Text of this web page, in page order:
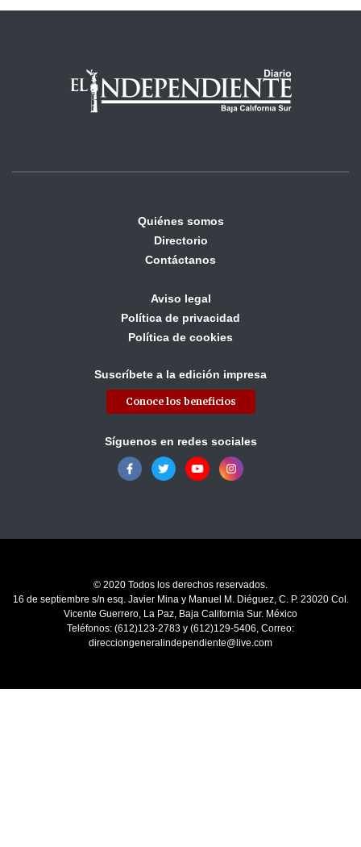
Quiénes somos
Directorio
Contáctanos
Aviso legal
Política de privacidad
Política de cookies
Suscríbete a la edición impresa
Conoce los beneficios
Síguenos en redes sociales
© 2020 Todos los derechos reservados.
16 de septiembre s/n esq. Javier Mina y Manuel M. Diéguez, C. P. 23020 Col.
Vicente Guerrero, La Paz, Baja California Sur. México
Teléfonos: (612)123-2783 y (612)129-5406, Correo:
direcciongeneralindependiente@live.com